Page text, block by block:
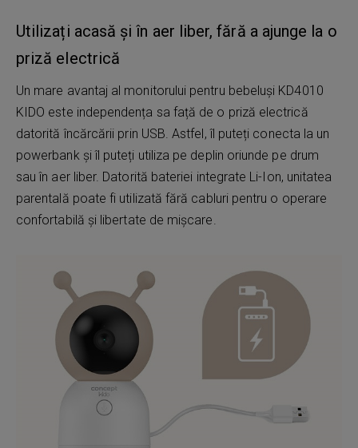
Utilizați acasă și în aer liber, fără a ajunge la o
priză electrică
Un mare avantaj al monitorului pentru bebeluși KD4010
KIDO este independența sa față de o priză electrică
datorită încărcării prin USB. Astfel, îl puteți conecta la un
powerbank și îl puteți utiliza pe deplin oriunde pe drum
sau în aer liber. Datorită bateriei integrate Li-Ion, unitatea
parentală poate fi utilizată fără cabluri pentru o operare
confortabilă și libertate de mișcare.